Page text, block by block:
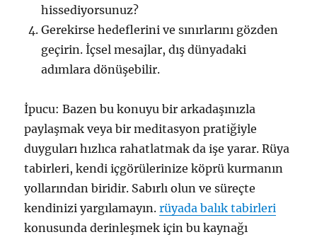
hissediyorsunuz?
Gerekirse hedeflerini ve sınırlarını gözden
geçirin. İçsel mesajlar, dış dünyadaki
adımlara dönüşebilir.
İpucu: Bazen bu konuyu bir arkadaşınızla
paylaşmak veya bir meditasyon pratiğiyle
duyguları hızlıca rahatlatmak da işe yarar. Rüya
tabirleri, kendi içgörülerinize köprü kurmanın
yollarından biridir. Sabırlı olun ve süreçte
kendinizi yargılamayın.rüyada balık tabirleri
konusunda derinleşmek için bu kaynağı